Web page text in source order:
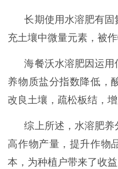
长期使用水溶肥有
充土壤中微量元素，被
海餐沃水溶肥因运
养物质盐分指数降低，
改良土壤，疏松板结，
综上所述，水溶肥
高作物产量，提升作物
本，为种植户带来了收